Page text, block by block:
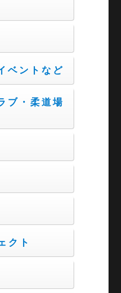
ベントなど
ブ・柔道場
クト